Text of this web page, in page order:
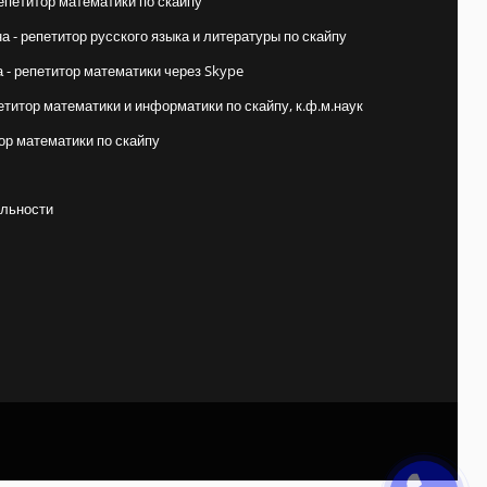
- репетитор русского языка и литературы по скайпу
репетитор математики через Skype
математики и информатики по скайпу, к.ф.м.наук
математики по скайпу